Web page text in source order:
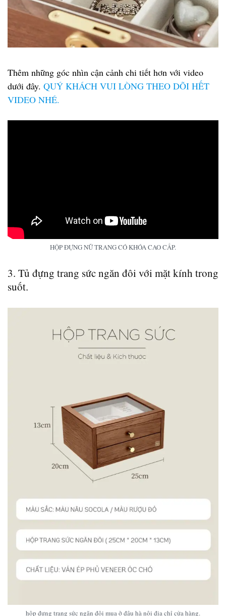
Thêm những góc nhìn cận cảnh chi tiết hơn với video
dưới đây. QUÝ KHÁCH VUI LÒNG THEO DÕI HẾT
VIDEO NHÉ.
HỘP ĐỰNG NỮ TRANG CÓ KHÓA CAO CẤP.
3. Tủ đựng trang sức ngăn đôi với mặt kính trong
suốt.
hộp đựng trang sức ngăn đôi mua ở đâu hà nội địa chỉ cửa hàng.